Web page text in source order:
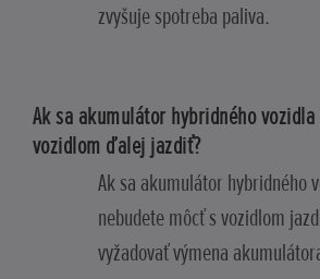
zvyšuje spotreba paliva.
Ak sa akumulátor hybridného
vozidlom ďalej jazdiť?
Ak sa akumulátor hybridného
nebudete môcť s vozidlom
vyžadovať výmena